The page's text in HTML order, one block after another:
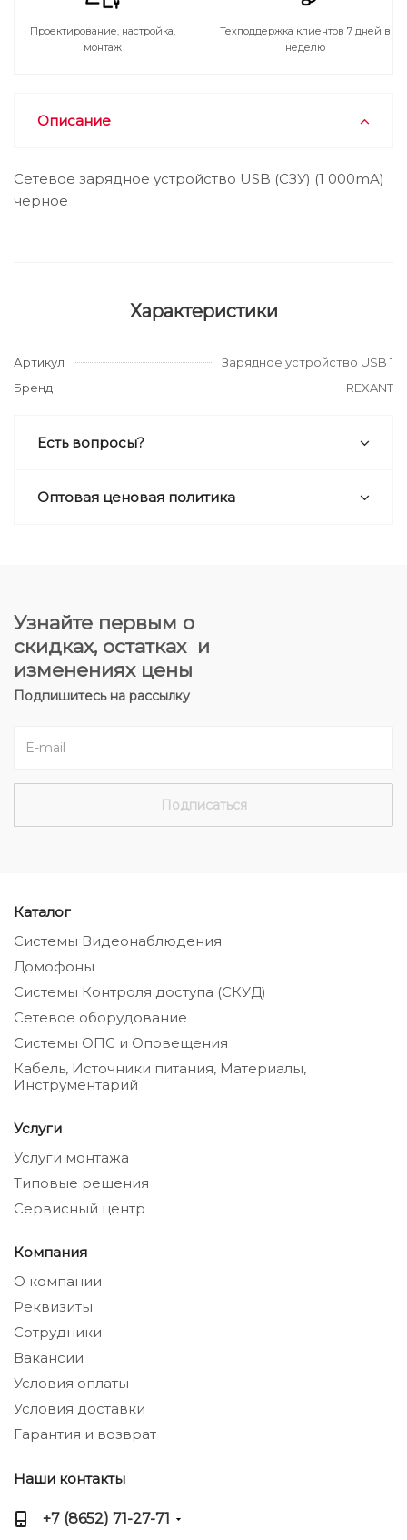
Проектирование, настройка,
монтаж
Техподдержка клиентов 7 дней в
неделю
Описание
Сетевое зарядное устройство USB (СЗУ) (1 000mA)
черное
Характеристики
Артикул
Зарядное устройство USB 1
Бренд
REXANT
Есть вопросы?
Оптовая ценовая политика
Узнайте первым о
скидках, остатках и
изменениях цены
Подпишитесь на рассылку
Каталог
Системы Видеонаблюдения
Домофоны
Системы Контроля доступа (СКУД)
Сетевое оборудование
Системы ОПС и Оповещения
Кабель, Источники питания, Материалы,
Инструментарий
Услуги
Услуги монтажа
Типовые решения
Сервисный центр
Компания
О компании
Реквизиты
Сотрудники
Вакансии
Условия оплаты
Условия доставки
Гарантия и возврат
Наши контакты
+7 (8652) 71-27-71